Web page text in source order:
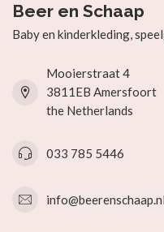
Beer en Schaap
Baby en kinderkleding,
Mooierstraat 4
3811EB Amersfoort
the Netherlands
033 785 5446
info@beerenschaap.nl